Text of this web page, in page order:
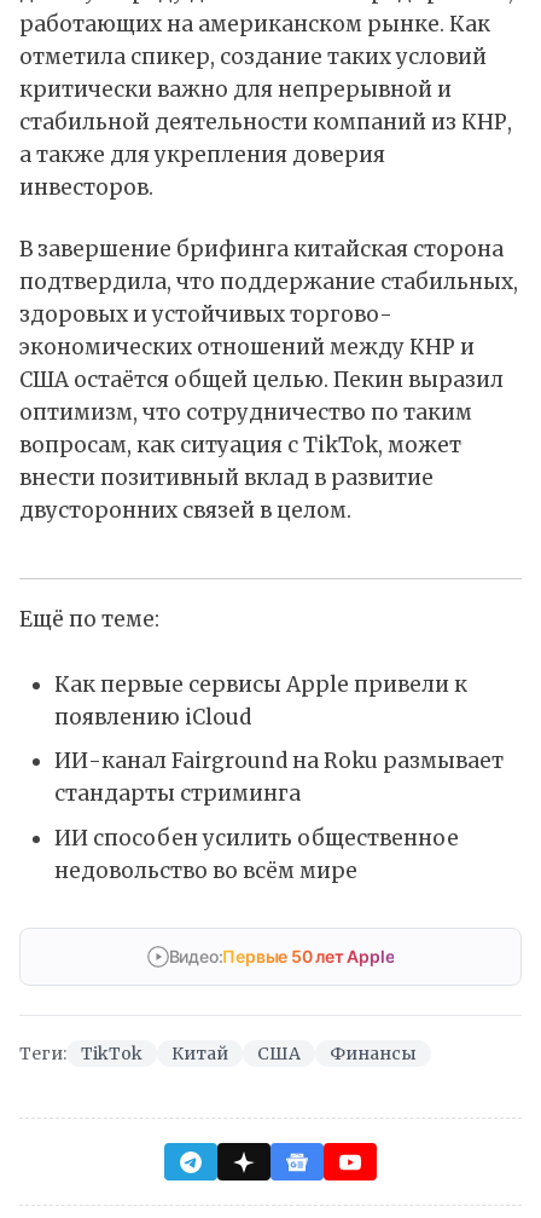
работающих на американском рынке. Как
отметила спикер, создание таких условий
критически важно для непрерывной и
стабильной деятельности компаний из КНР,
а также для укрепления доверия
инвесторов.
В завершение брифинга китайская сторона
подтвердила, что поддержание стабильных,
здоровых и устойчивых торгово-
экономических отношений между КНР и
США остаётся общей целью. Пекин выразил
оптимизм, что сотрудничество по таким
вопросам, как ситуация с TikTok, может
внести позитивный вклад в развитие
двусторонних связей в целом.
Ещё по теме:
Как первые сервисы Apple привели к
появлению iCloud
ИИ-канал Fairground на Roku размывает
стандарты стриминга
ИИ способен усилить общественное
недовольство во всём мире
Видео:Первые 50 лет Apple
Теги: TikTok Китай США Финансы